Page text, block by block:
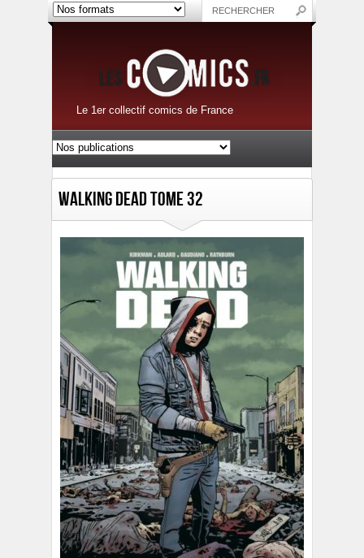
Le 1er collectif comics de France
Walking Dead Tome 32